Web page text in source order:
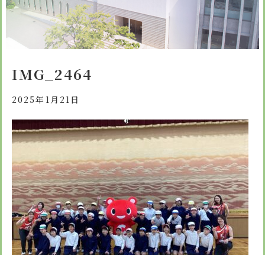
先生からメッセージ
教育方針 心・礼・知
心の育成
礼の育成
知の育成
募集案内
体験入学
よくある質問
諸届出用紙
卒業生進学先
学校生活
年間行事
委員会・クラブ活動
検定合格、入賞・入選
学校紹介ムービー
通学用ランドセルについて
施設紹介
設備紹介
スクールバス
お知らせ
アクセス
個人情報保護方針
特定商取引法に基づく表示
寄付金の募集
follow us
IMG_2464
2025年1月21日